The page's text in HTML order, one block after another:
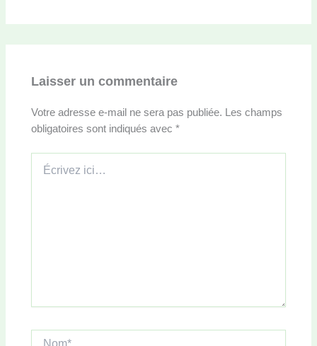
Laisser un commentaire
Votre adresse e-mail ne sera pas publiée.
Les champs
obligatoires sont indiqués avec*
ici…